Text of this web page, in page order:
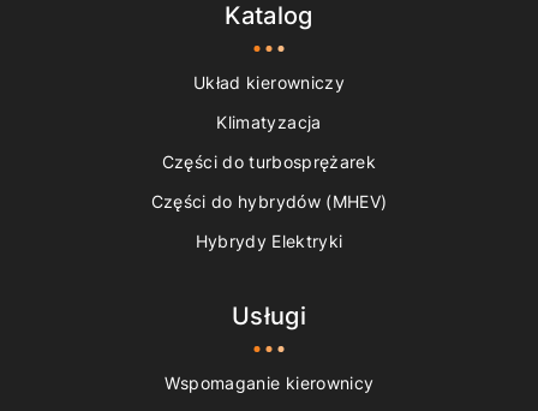
Katalog
Układ kierowniczy
Klimatyzacja
Części do turbosprężarek
Części do hybrydów (MHEV)
Hybrydy Elektryki
Usługi
Wspomaganie kierownicy